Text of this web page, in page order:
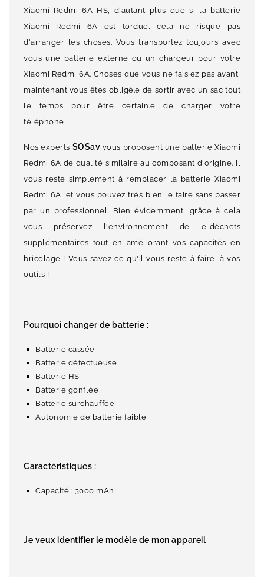
Xiaomi Redmi 6A HS, d'autant plus que si la batterie
Xiaomi Redmi 6A est tordue, cela ne risque pas
d'arranger les choses. Vous transportez toujours avec
vous une batterie externe ou un chargeur pour votre
Xiaomi Redmi 6A. Choses que vous ne faisiez pas avant,
maintenant vous êtes obligé.e de sortir avec un sac tout
le temps pour être certain.e de charger votre
téléphone.
Nos experts SOSav vous proposent une batterie Xiaomi
Redmi 6A de qualité similaire au composant d'origine. Il
vous reste simplement à remplacer la batterie Xiaomi
Redmi 6A, et vous pouvez très bien le faire sans passer
par un professionnel. Bien évidemment, grâce à cela
vous préservez l'environnement de e-déchets
supplémentaires tout en améliorant vos capacités en
bricolage ! Vous savez ce qu'il vous reste à faire, à vos
outils !
Pourquoi changer de batterie :
Batterie cassée
Batterie défectueuse
Batterie HS
Batterie gonflée
Batterie surchauffée
Autonomie de batterie faible
Caractéristiques :
Capacité : 3000 mAh
Je veux identifier le modèle de mon appareil